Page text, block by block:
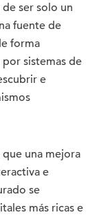
ser solo un
fuente de
forma
sistemas de
e
una mejora
e
se
más ricas e